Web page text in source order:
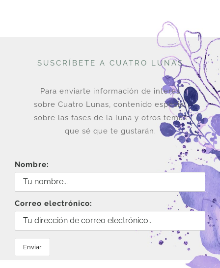
SUSCRÍBETE A CUATRO LUNAS
Para enviarte información de interés
sobre Cuatro Lunas, contenido especial
sobre las fases de la luna y otros temas
que sé que te gustarán.
Nombre:
Correo electrónico: